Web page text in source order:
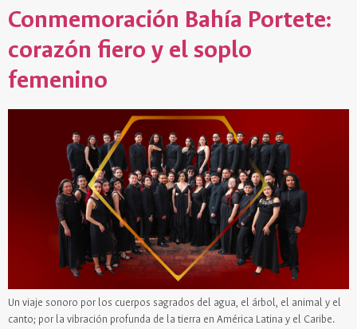
Conmemoración Bahía Portete:
corazón fiero y el soplo
femenino
Un viaje sonoro por los cuerpos sagrados del agua, el árbol, el animal y el
canto; por la vibración profunda de la tierra en América Latina y el Caribe.